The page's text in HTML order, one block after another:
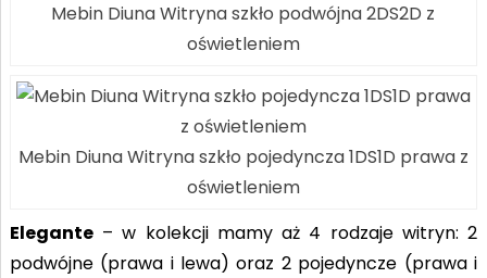
Mebin Diuna Witryna szkło podwójna 2DS2D z
oświetleniem
Mebin Diuna Witryna szkło pojedyncza 1DS1D prawa z
oświetleniem
Elegante– w kolekcji mamy aż 4 rodzaje witryn: 2
podwójne (prawa i lewa) oraz 2 pojedyncze (prawa i